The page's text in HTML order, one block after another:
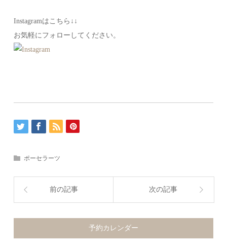
Instagramはこちら↓↓
お気軽にフォローしてください。
ポーセラーツ
前の記事 次の記事
予約カレンダー